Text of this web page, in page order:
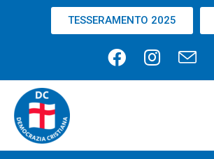
TESSERAMENTO 2025